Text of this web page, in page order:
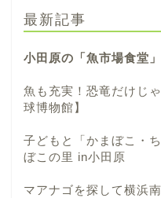
最新記事
小田原の「魚市場食堂
魚も充実！恐竜だけじ
球博物館】
子どもと「かまぼこ・
ぼこの里 in小田原
マアナゴを探して横浜